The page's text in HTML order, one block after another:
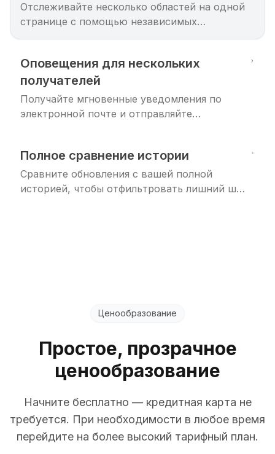
Отслеживайте несколько областей на одной
странице с помощью независимых
Оповещения для нескольких
получателей
Получайте мгновенные уведомления по
электронной почте и отправляйте
Полное сравнение истории
Сравните обновления с вашей полной
историей, чтобы отфильтровать лишний шум
Ценообразование
Простое, прозрачное
ценообразование
Начните бесплатно — кредитная карта не
требуется. При необходимости в любое время
перейдите на более высокий тарифный план.